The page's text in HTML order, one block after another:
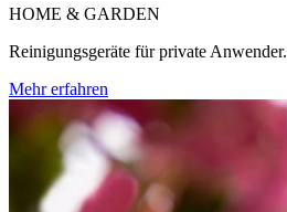
HOME & GARDEN
Reinigungsgeräte für private Anwender.
Mehr erfahren